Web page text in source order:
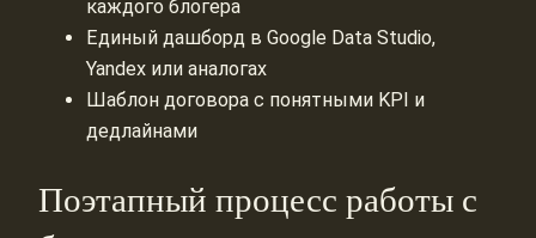
каждого блогера
Единый дашборд в Google Data Studio,
Yandex или аналогах
Шаблон договора с понятными KPI и
дедлайнами
Поэтапный процесс работы с